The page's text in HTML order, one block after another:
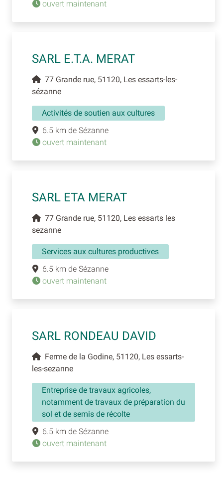
ouvert maintenant
SARL E.T.A. MERAT
77 Grande rue, 51120, Les essarts-les-
sézanne
Activités de soutien aux cultures
6.5 km de Sézanne
ouvert maintenant
SARL ETA MERAT
77 Grande rue, 51120, Les essarts les
sezanne
Services aux cultures productives
6.5 km de Sézanne
ouvert maintenant
SARL RONDEAU DAVID
Ferme de la Godine, 51120, Les essarts-
les-sezanne
Entreprise de travaux agricoles,
notamment de travaux de préparation du
sol et de semis de récolte
6.5 km de Sézanne
ouvert maintenant